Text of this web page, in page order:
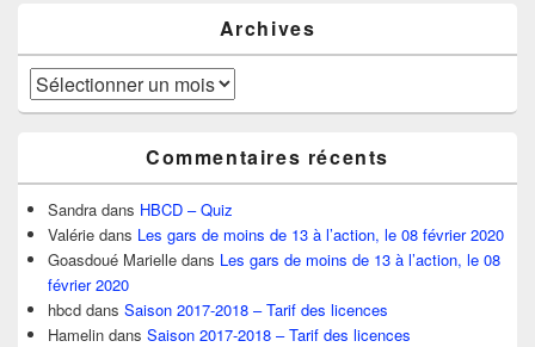
Archives
Archives
Commentaires récents
Sandra dans HBCD – Quiz
Valérie dans Les gars de moins de 13 à l’action, le 08 février 2020
Goasdoué Marielle dans Les gars de moins de 13 à l’action, le 08
février 2020
hbcd dans Saison 2017-2018 – Tarif des licences
Hamelin dans Saison 2017-2018 – Tarif des licences